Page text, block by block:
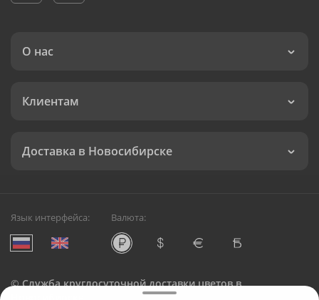
О нас
Клиентам
Доставка в Новосибирске
Язык интерфейса: Валюта:
©Служба круглосуточной доставки цветов в